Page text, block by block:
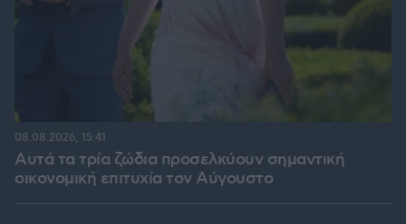
Αυτά τα τρία ζώδια προσελκύουν σημαντική
οικονομική επιτυχία τον Αύγουστο
08.08.2026, 15:41